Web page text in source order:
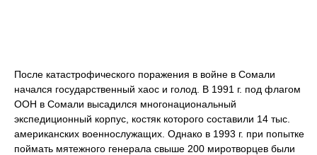
После катастрофического поражения в войне в Сомали
начался государственный хаос и голод. В 1991 г. под флагом
ООН в Сомали высадился многонациональный
экспедиционный корпус, костяк которого составили 14 тыс.
американских военнослужащих. Однако в 1993 г. при попытке
поймать мятежного генерала свыше 200 миротворцев были